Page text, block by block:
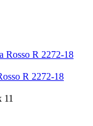
R 2272-18
11